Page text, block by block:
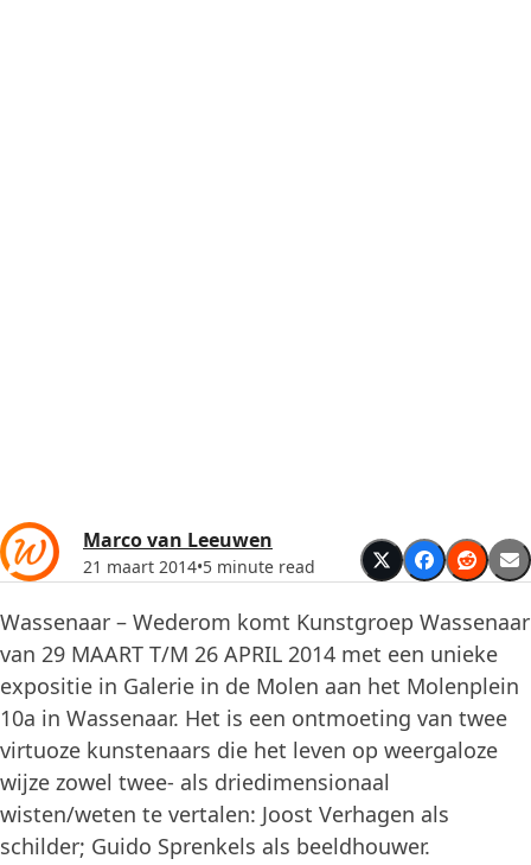
Marco van Leeuwen
21 maart 2014•5 minute read
Wassenaar – Wederom komt Kunstgroep Wassenaar
van 29 MAART T/M 26 APRIL 2014 met een unieke
expositie in Galerie in de Molen aan het Molenplein
10a in Wassenaar. Het is een ontmoeting van twee
virtuoze kunstenaars die het leven op weergaloze
wijze zowel twee- als driedimensionaal
wisten/weten te vertalen: Joost Verhagen als
schilder; Guido Sprenkels als beeldhouwer.